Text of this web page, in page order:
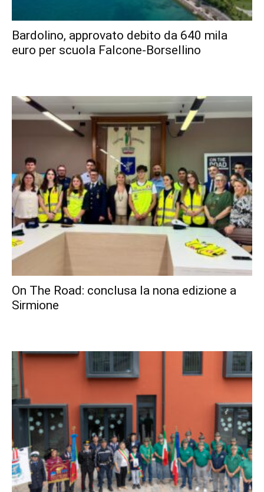
Bardolino, approvato debito da 640 mila
euro per scuola Falcone-Borsellino
On The Road: conclusa la nona edizione a
Sirmione